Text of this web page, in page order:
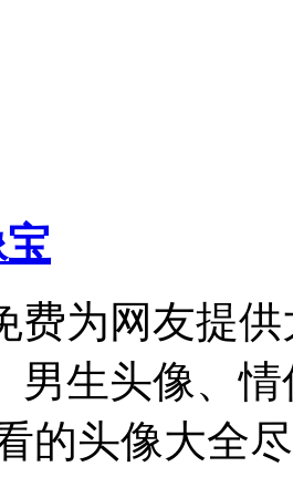
费为网友提
男生头像、
的头像大全